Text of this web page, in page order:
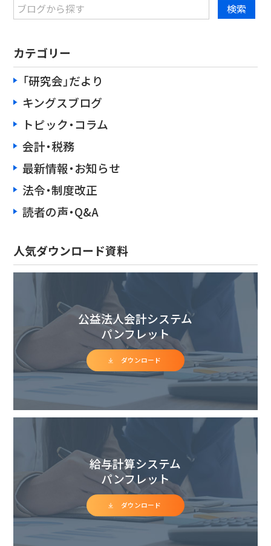
カテゴリー
「研究会」だより
キングスブログ
トピック・コラム
会計・税務
最新情報・お知らせ
法令・制度改正
読者の声・Q&A
人気ダウンロード資料
公益法人会計システム
パンフレット
ダウンロード
給与計算システム
パンフレット
ダウンロード